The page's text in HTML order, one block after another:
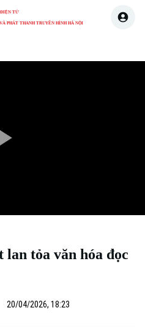
ĐIỆN TỬ
PHÁT THANH TRUYỀN HÌNH HÀ NỘI
tỏa văn hóa đọc
20/04/2026, 18:23